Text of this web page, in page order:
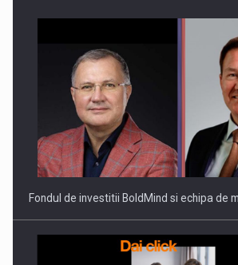
Fondul de investitii BoldMind si echipa de